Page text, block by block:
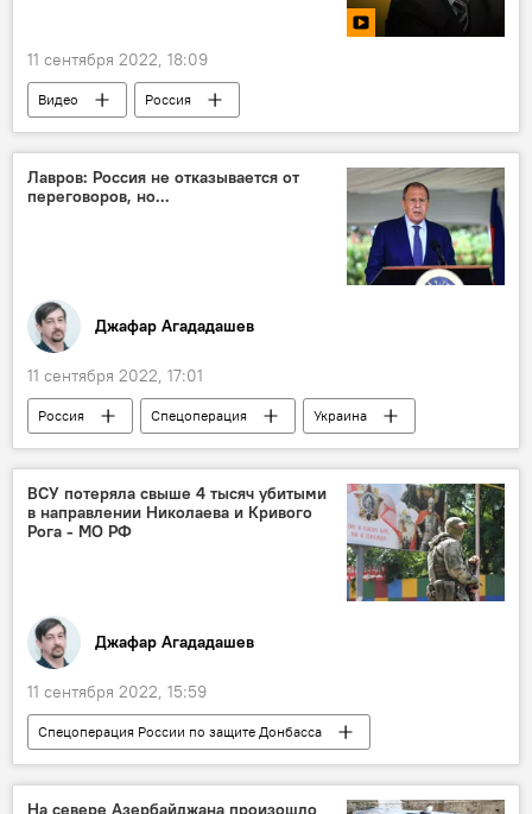
11 сентября 2022, 18:09
Видео
Россия
гражданская авиация
Владимир Путин
Лавров: Россия не отказывается от
переговоров, но...
Джафар Агададашев
11 сентября 2022, 17:01
Россия Спецоперация
Украина
саммит G20
Индонезия
Сергей Лавров
Политика
Министерство иностранных дел РФ
ВСУ потеряла свыше 4 тысяч убитыми
в направлении Николаева и Кривого
Рога - МО РФ
Джафар Агададашев
11 сентября 2022, 15:59
Спецоперация России по защите Донбасса
Украина
Донбасс
Националисты
БПЛА
АЭС
На севере Азербайджана произошло